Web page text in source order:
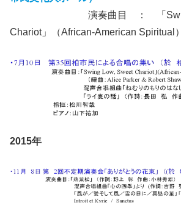
演奏曲目 ： 「Swing
Chariot」（African-American Spiritual）
2015年